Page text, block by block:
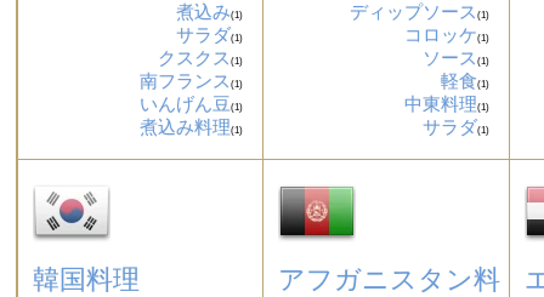
煮込み(1)
サラダ(1)
クスクス(1)
南フランス(1)
いんげん豆(1)
煮込み料理(1)
ディップソース (1)
コロッケ(1)
ソース (1)
軽食(1)
中東料理(1)
サラダ(1)
韓国料理
アフガニスタン料